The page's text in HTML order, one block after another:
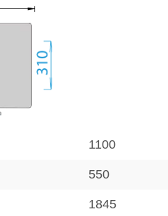
1100
550
1845